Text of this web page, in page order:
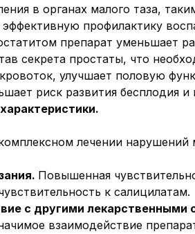
в органах малого таза,
эффективную профилактику
препарат уменьшает
секрета простаты, что
улучшает половую
риск развития бесплодия и
лечении нарушений
Повышенная
к салицилатам.
с другими
взаимодействие